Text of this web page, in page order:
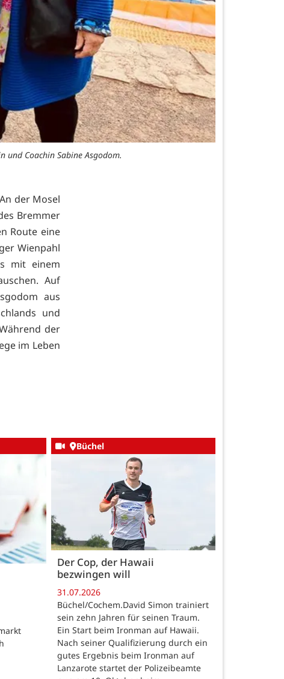
Coachin Sabine Asgodom.
der Mosel
Bremmer
Route eine
Wienpahl
mit einem
Auf
aus
und
der
im Leben
Büchel
Der Cop, der Hawaii
bezwingen will
31.07.2026
Büchel/Cochem.David Simon trainiert
sein zehn Jahren für seinen Traum.
Ein Start beim Ironman auf Hawaii.
Nach seiner Qualifizierung durch ein
gutes Ergebnis beim Ironman auf
Lanzarote startet der Polizeibeamte